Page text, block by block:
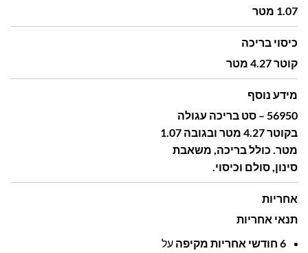
1.07 מטר
כיסוי בריכה
קוטר 4.27 מטר
מידע נוסף
56950 – סט בריכה עגולה
בקוטר 4.27 מטר ובגובה 1.07
מטר. כולל בריכה, משאבת
סינון, סולם וכיסוי.
אחריות
תנאי אחריות
6 חודשי אחריות מקיפה
על